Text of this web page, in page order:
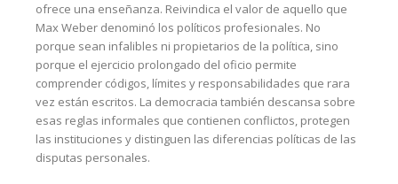
ofrece una enseñanza. Reivindica el valor de aquello que
Max Weber denominó los políticos profesionales. No
porque sean infalibles ni propietarios de la política, sino
porque el ejercicio prolongado del oficio permite
comprender códigos, límites y responsabilidades que rara
vez están escritos. La democracia también descansa sobre
esas reglas informales que contienen conflictos, protegen
las instituciones y distinguen las diferencias políticas de las
disputas personales.